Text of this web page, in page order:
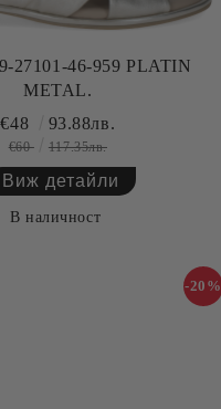
27101-46-959 PLATIN
METAL.
€48 93.88лв.
€60 117.35лв.
Виж детайли
В наличност
-20%